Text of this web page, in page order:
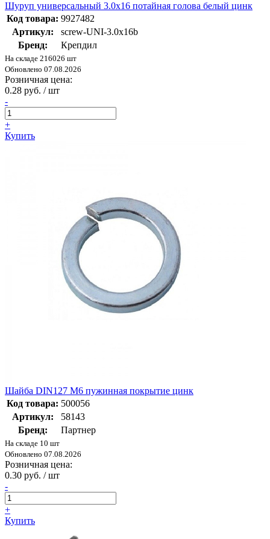
Шуруп универсальный 3.0х16 потайная голова белый цинк
Код товара: 9927482
Артикул:
screw-UNI-3.0х16b
Бренд:
Крепдил
На складе 216026 шт
Обновлено 07.08.2026
Розничная цена:
0.28 руб. / шт
-
+
Купить
Шайба DIN127 М6 пужинная покрытие цинк
Код товара: 500056
Артикул:
58143
Бренд:
Партнер
На складе 10 шт
Обновлено 07.08.2026
Розничная цена:
0.30 руб. / шт
-
+
Купить